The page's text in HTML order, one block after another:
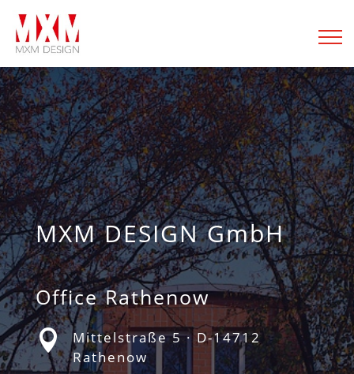
MXM DESIGN GmbH
Office Rathenow

Mittelstraße 5 · D-14712
Rathenow